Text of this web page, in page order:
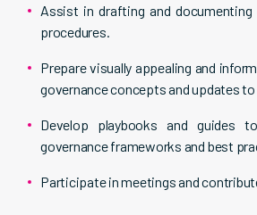
Assist in drafting and
procedures.
Prepare visually appealing and
governance concepts and updates
Develop playbooks and guides
governance frameworks and best
Participate in meetings and